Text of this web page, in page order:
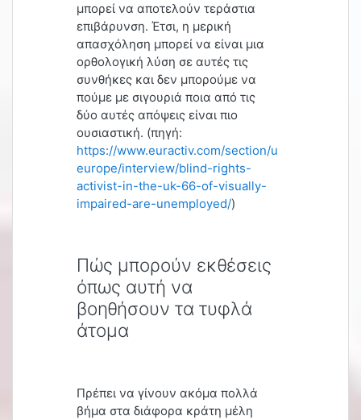
μπορεί να αποτελούν τεράστια
επιβάρυνση. Έτσι, η μερική
απασχόληση μπορεί να είναι μια
ορθολογική λύση σε αυτές τις
συνθήκες και δεν μπορούμε να
πούμε με σιγουριά ποια από τις
δύο αυτές απόψεις είναι πιο
ουσιαστική. (πηγή:
https://www.euractiv.com/section/uk-
europe/interview/blind-rights-
activist-in-the-uk-66-of-visually-
impaired-are-unemployed/)
Πώς μπορούν εκθέσεις
όπως αυτή να
βοηθήσουν τα τυφλά
άτομα
Πρέπει να γίνουν ακόμα πολλά
βήμα στα διάφορα κράτη μέλη